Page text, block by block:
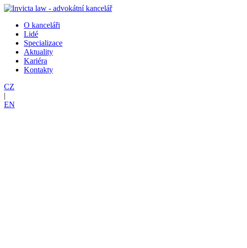
O kanceláři
Lidé
Specializace
Aktuality
Kariéra
Kontakty
CZ
|
EN